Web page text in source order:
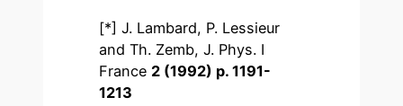
[*] J. Lambard, P. Lessieur
and Th. Zemb, J. Phys. I
France 2 (1992) p. 1191-
1213